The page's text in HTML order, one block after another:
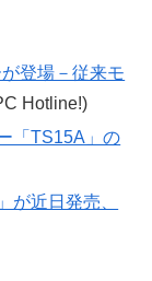
登場－従来モ
Hotline!)
「TS15A」の
が近日発売、